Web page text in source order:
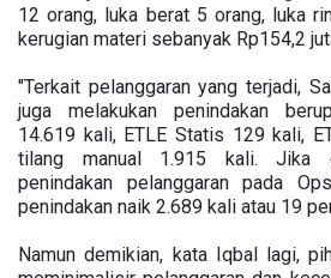
12 orang, luka berat 5 orang, luka
kerugian materi sebanyak Rp154,2
"Terkait pelanggaran yang terjadi,
juga melakukan penindakan
14.619 kali, ETLE Statis 129 kali,
tilang manual 1.915 kali. Jika
penindakan pelanggaran pada
penindakan naik 2.689 kali atau 19
Namun demikian, kata Iqbal lagi,